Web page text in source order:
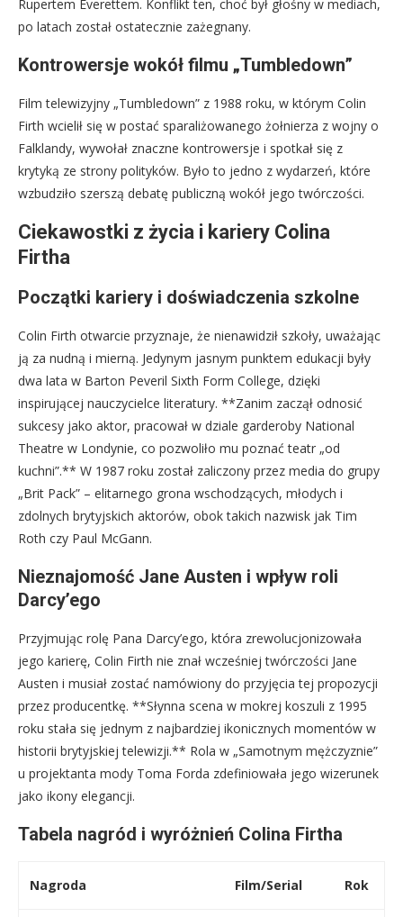
Rupertem Everettem. Konflikt ten, choć był głośny w mediach,
po latach został ostatecznie zażegnany.
Kontrowersje wokół filmu „Tumbledown”
Film telewizyjny „Tumbledown” z 1988 roku, w którym Colin
Firth wcielił się w postać sparaliżowanego żołnierza z wojny o
Falklandy, wywołał znaczne kontrowersje i spotkał się z
krytyką ze strony polityków. Było to jedno z wydarzeń, które
wzbudziło szerszą debatę publiczną wokół jego twórczości.
Ciekawostki z życia i kariery Colina
Firtha
Początki kariery i doświadczenia szkolne
Colin Firth otwarcie przyznaje, że nienawidził szkoły, uważając
ją za nudną i mierną. Jedynym jasnym punktem edukacji były
dwa lata w Barton Peveril Sixth Form College, dzięki
inspirującej nauczycielce literatury. **Zanim zaczął odnosić
sukcesy jako aktor, pracował w dziale garderoby National
Theatre w Londynie, co pozwoliło mu poznać teatr „od
kuchni”.** W 1987 roku został zaliczony przez media do grupy
„Brit Pack” – elitarnego grona wschodzących, młodych i
zdolnych brytyjskich aktorów, obok takich nazwisk jak Tim
Roth czy Paul McGann.
Nieznajomość Jane Austen i wpływ roli
Darcy’ego
Przyjmując rolę Pana Darcy’ego, która zrewolucjonizowała
jego karierę, Colin Firth nie znał wcześniej twórczości Jane
Austen i musiał zostać namówiony do przyjęcia tej propozycji
przez producentkę. **Słynna scena w mokrej koszuli z 1995
roku stała się jednym z najbardziej ikonicznych momentów w
historii brytyjskiej telewizji.** Rola w „Samotnym mężczyznie”
u projektanta mody Toma Forda zdefiniowała jego wizerunek
jako ikony elegancji.
Tabela nagród i wyróżnień Colina Firtha
Nagroda Film/Serial Rok